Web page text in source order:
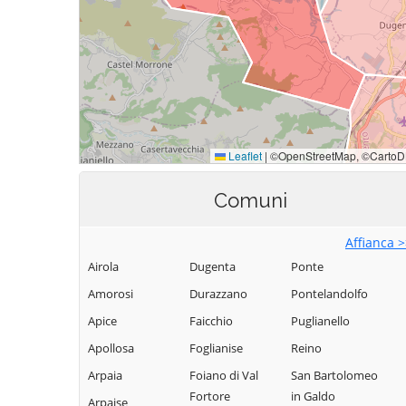
Comuni
Affianca
Airola
Amorosi
Apice
Apollosa
Arpaia
Arpaise
Dugenta
Durazzano
Faicchio
Foglianise
Foiano di Val
Fortore
Ponte
Pontelandolfo
Puglianello
Reino
San Bartolomeo
in Galdo